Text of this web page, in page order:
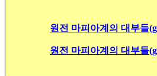
원전 마피아계의 대부들
원전 마피아계의 대부들